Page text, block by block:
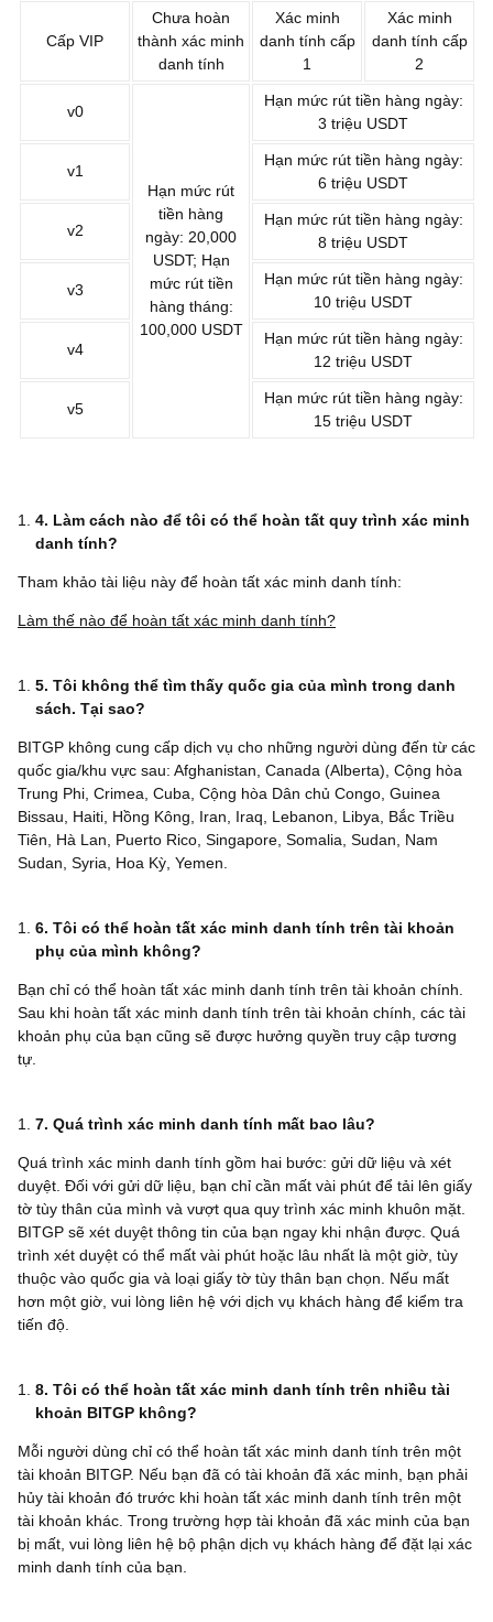
Cấp VIP
Chưa hoàn
thành xác minh
danh tính
Xác minh
danh tính cấp
1
Xác minh
danh tính cấp
2
v0
Hạn mức rút
tiền hàng
ngày: 20,000
USDT; Hạn
mức rút tiền
hàng tháng:
100,000 USDT
Hạn mức rút tiền hàng ngày:
3 triệu USDT
v1
Hạn mức rút tiền hàng ngày:
6 triệu USDT
v2
Hạn mức rút tiền hàng ngày:
8 triệu USDT
v3
Hạn mức rút tiền hàng ngày:
10 triệu USDT
v4
Hạn mức rút tiền hàng ngày:
12 triệu USDT
v5
Hạn mức rút tiền hàng ngày:
15 triệu USDT
4. Làm cách nào để tôi có thể hoàn tất quy trình xác minh
danh tính?
Tham khảo tài liệu này để hoàn tất xác minh danh tính:
Làm thế nào để hoàn tất xác minh danh tính?
5. Tôi không thể tìm thấy quốc gia của mình trong danh
sách. Tại sao?
BITGP không cung cấp dịch vụ cho những người dùng đến từ các
quốc gia/khu vực sau: Afghanistan, Canada (Alberta), Cộng hòa
Trung Phi, Crimea, Cuba, Cộng hòa Dân chủ Congo, Guinea
Bissau, Haiti, Hồng Kông, Iran, Iraq, Lebanon, Libya, Bắc Triều
Tiên, Hà Lan, Puerto Rico, Singapore, Somalia, Sudan, Nam
Sudan, Syria, Hoa Kỳ, Yemen.
6. Tôi có thể hoàn tất xác minh danh tính trên tài khoản
phụ của mình không?
Bạn chỉ có thể hoàn tất xác minh danh tính trên tài khoản chính.
Sau khi hoàn tất xác minh danh tính trên tài khoản chính, các tài
khoản phụ của bạn cũng sẽ được hưởng quyền truy cập tương
tự.
7. Quá trình xác minh danh tính mất bao lâu?
Quá trình xác minh danh tính gồm hai bước: gửi dữ liệu và xét
duyệt. Đối với gửi dữ liệu, bạn chỉ cần mất vài phút để tải lên giấy
tờ tùy thân của mình và vượt qua quy trình xác minh khuôn mặt.
BITGP sẽ xét duyệt thông tin của bạn ngay khi nhận được. Quá
trình xét duyệt có thể mất vài phút hoặc lâu nhất là một giờ, tùy
thuộc vào quốc gia và loại giấy tờ tùy thân bạn chọn. Nếu mất
hơn một giờ, vui lòng liên hệ với dịch vụ khách hàng để kiểm tra
tiến độ.
8. Tôi có thể hoàn tất xác minh danh tính trên nhiều tài
khoản BITGP không?
Mỗi người dùng chỉ có thể hoàn tất xác minh danh tính trên một
tài khoản BITGP. Nếu bạn đã có tài khoản đã xác minh, bạn phải
hủy tài khoản đó trước khi hoàn tất xác minh danh tính trên một
tài khoản khác. Trong trường hợp tài khoản đã xác minh của bạn
bị mất, vui lòng liên hệ bộ phận dịch vụ khách hàng để đặt lại xác
minh danh tính của bạn.